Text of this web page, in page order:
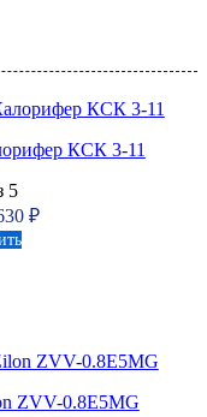
КСК 3-11
5
₽
ZVV-0.8E5MG